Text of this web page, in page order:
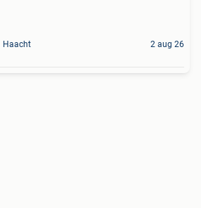
Haacht 2 aug 26